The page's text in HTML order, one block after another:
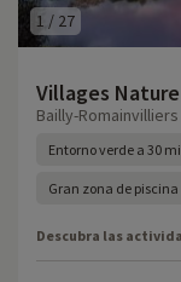
1 / 27
Villages Nature
Bailly-
Entorno verde a 30
Gran zona de
Descubra las